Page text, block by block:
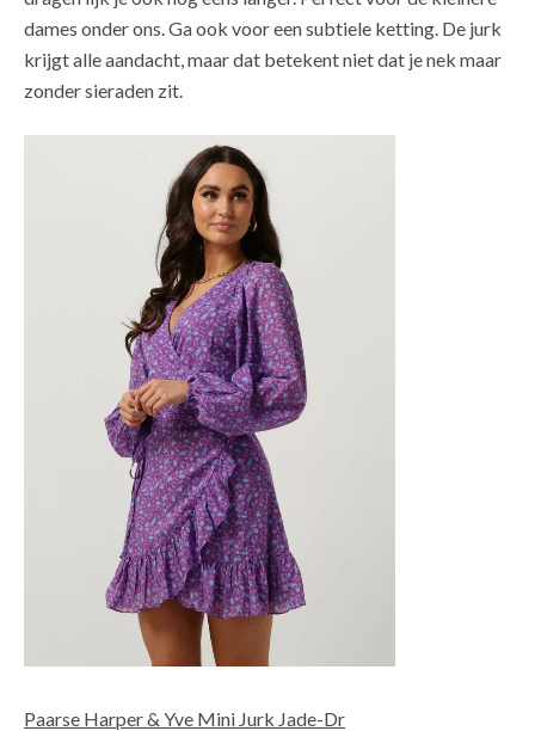
dames onder ons. Ga ook voor een subtiele ketting. De jurk
krijgt alle aandacht, maar dat betekent niet dat je nek maar
zonder sieraden zit.
Paarse Harper & Yve Mini Jurk Jade-Dr